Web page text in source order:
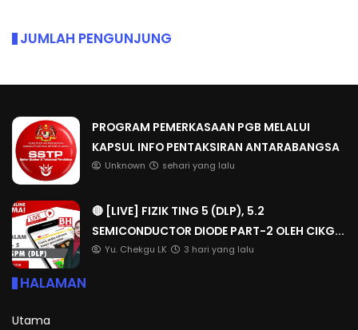
JUMLAH PENGUNJUNG
PROGRAM PEMERKASAAN PGB MELALUI
KAPSUL INFO PENTAKSIRAN ANTARABANGSA
Unknown sehari yang lalu
🔴 [LIVE] FIZIK TING 5 (DLP), 5.2
SEMICONDUCTOR DIODE PART-2 OLEH CIKG...
Yu. Chekgu LK 3 hari yang lalu
HALAMAN
Utama